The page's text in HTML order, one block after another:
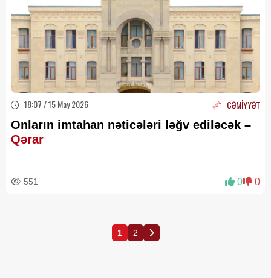
18:07 / 15 May 2026 CƏMİYYƏT
Onların imtahan nəticələri ləğv ediləcək –
Qərar
551 0 0
1 2